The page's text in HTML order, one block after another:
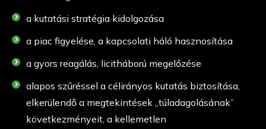
a kutatási stratégia kidolgozása
a piac figyelése, a kapcsolati háló hasznosítása
a gyors reagálás, licitháború megelőzése
alapos szűréssel a célirányos kutatás biztosítása,
elkerülendő a megtekintések „túladagolásának”
következményeit, a kellemetlen